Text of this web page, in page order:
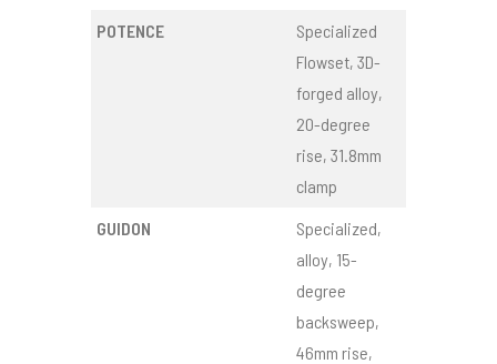
POTENCE
Specialized
Flowset, 3D-
forged alloy,
20-degree
rise, 31.8mm
clamp
GUIDON
Specialized,
alloy, 15-
degree
backsweep,
46mm rise,